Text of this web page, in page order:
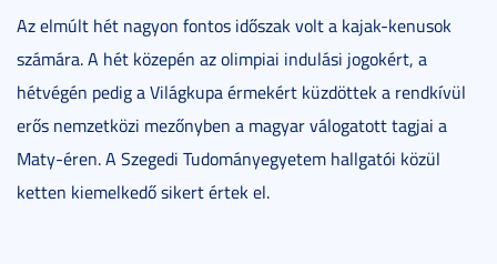
Az elmúlt hét nagyon fontos időszak volt a kajak-kenusok
számára. A hét közepén az olimpiai indulási jogokért, a
hétvégén pedig a Világkupa érmekért küzdöttek a rendkívül
erős nemzetközi mezőnyben a magyar válogatott tagjai a
Maty-éren. A Szegedi Tudományegyetem hallgatói közül
ketten kiemelkedő sikert értek el.